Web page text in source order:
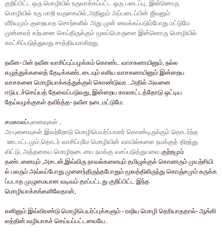
குறிப்பிட்ட ஒரு மொழியில் உருவாக்கப்பட்ட ஒரு படைப்பு இன்னொரு
மொழியில் உரு மாறி வருகையில் அதிலும் அப்படைப்பின் ஜீவனும்
வீரியமும் குறையாத சொற்களில் அது முன் வைக்கப்படும்போது மட்டுமே
முன்னவர் கற்பனை செய்திருக்கும் மூலப்பொருளை இன்னொரு மொழியில்
காட்சிப்படுத்துவது சாத்தியமாகிறது
நவீன- பின் நவீன வாசிப்புப்பழக்கம் கொண்ட வாசகனாயினும் நல்ல
எழுத்துக்களைத் தேடிக்கண்டடையும் எளிய வாசகனாயினும் இன்றைய
வாசகனை மொழியாக்கத்துக்குள் கொண்டுவர அதில் அவனை
ஈடுபடச்செய்யத் தேவைப்படுவது இன்றைய காலகட்டத்தோடு ஒட்டிய
தேய்வழக்குகள் தவிர்த்த- நவீன நடைமட்டுமே
சமகாலப்புனைவுகள்
அ-புனைவுகள் இவற்றோடு மொழிபெயர்ப்பாளர் கொண்டிருக்கும் தொடர்ந்த
ஊடாட்டமும் தொடர் வாசிப்புமே மொழியின் வாயில்களை நமக்குத் திறந்து
விட்டு அத்தகைய மொழிநடையை நமக்கு வசப்படுத்துபவை குற்றமும்
தண்டனையும் அசடன் இவ்விரு நாவல்களையும் தமிழுக்குக் கொணரும் முயற்சியி
ல் பலரும் அவ்வப்போது முனைந்திருந்தபோதும் மூலத்திலிருந்து கொஞ்சமும் சுருக்க
ப்படாத முழுமையான வடிவம் தரப்பட்டது குறிப்பிட்ட
இந்த
மொழியாக்கங்களிலேதான்;
எனினும் இவ்விரண்டு மொழிபெயர்ப்புக்களும் - ரஷிய மொழி தெரியாததால்- ஆங்கி
லத்தின் வழியாகச் செய்யப்பட்டவையே